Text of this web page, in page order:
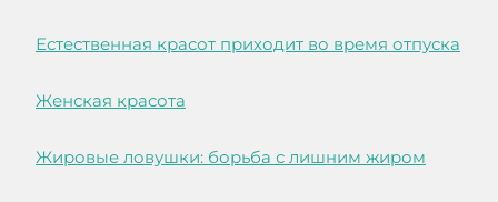
Естественная красот приходит во время отпуска
Женская красота
Жировые ловушки: борьба с лишним жиром